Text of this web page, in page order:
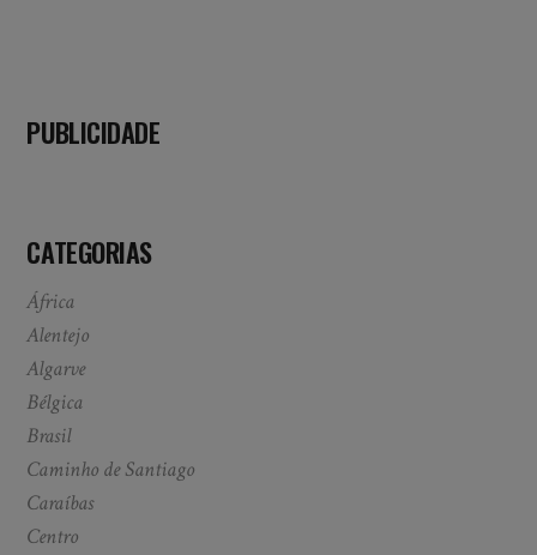
PUBLICIDADE
CATEGORIAS
África
Alentejo
Algarve
Bélgica
Brasil
Caminho de Santiago
Caraíbas
Centro